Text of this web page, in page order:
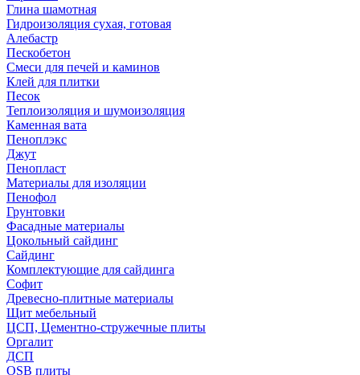
Глина шамотная
Гидроизоляция сухая, готовая
Алебастр
Пескобетон
Смеси для печей и каминов
Клей для плитки
Песок
Теплоизоляция и шумоизоляция
Каменная вата
Пеноплэкс
Джут
Пенопласт
Материалы для изоляции
Пенофол
Грунтовки
Фасадные материалы
Цокольный сайдинг
Сайдинг
Комплектующие для сайдинга
Софит
Древесно-плитные материалы
Щит мебельный
ЦСП, Цементно-стружечные плиты
Оргалит
ДСП
OSB плиты